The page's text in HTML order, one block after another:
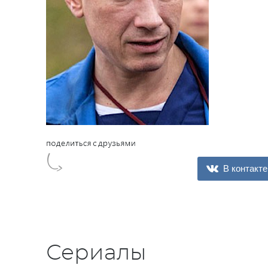
В контакте
Сериалы